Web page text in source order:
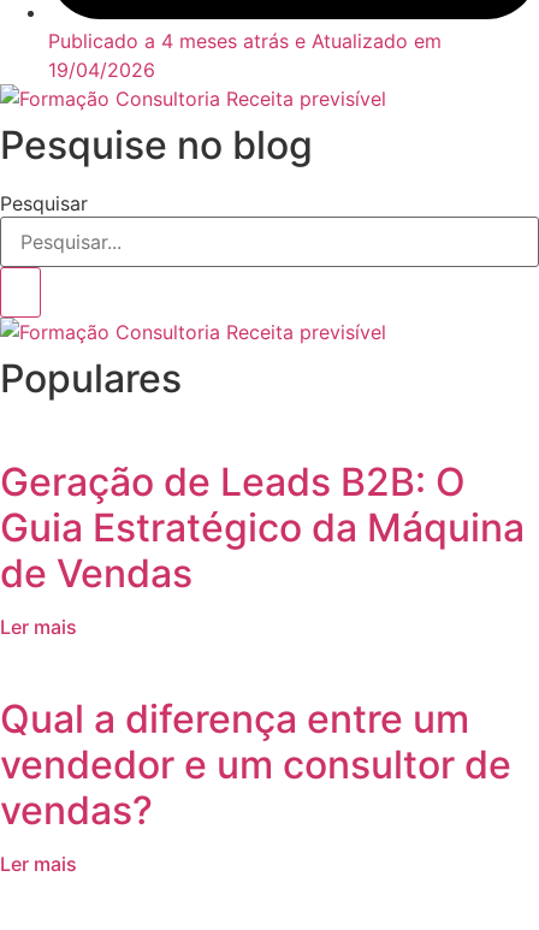
Publicado a 4 meses atrás e Atualizado em
19/04/2026
Pesquise no blog
Pesquisar
Populares
Geração de Leads B2B: O
Guia Estratégico da Máquina
de Vendas
Ler mais
Qual a diferença entre um
vendedor e um consultor de
vendas?
Ler mais